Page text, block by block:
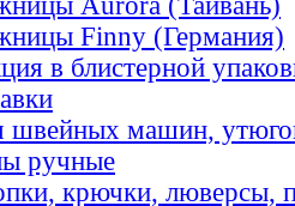
Finny (Германия)
в блистерной
швейных машин,
ручные
крючки, люверсы,